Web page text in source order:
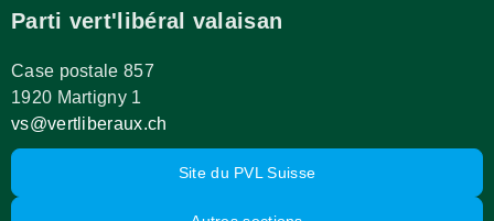
Parti vert'libéral valaisan
Case postale 857
1920 Martigny 1
vs@vertliberaux.ch
Site du PVL Suisse